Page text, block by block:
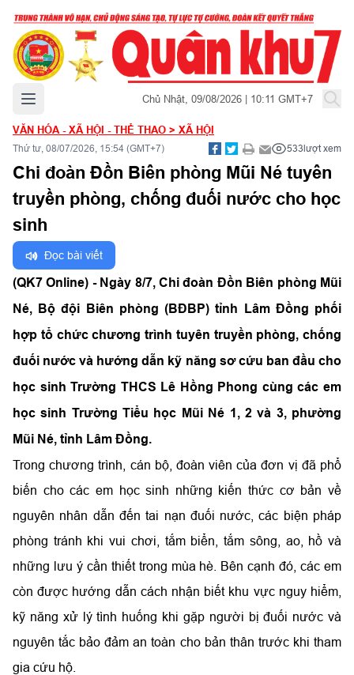
Mở menu chính Chủ Nhật, 09/08/2026 | 10:11 GMT+7
VĂN HÓA - XÃ HỘI - THỂ THAO > XÃ HỘI
Thứ tư, 08/07/2026, 15:54 (GMT+7) 533lượt xem
Chi đoàn Đồn Biên phòng Mũi Né tuyên
truyền phòng, chống đuối nước cho học
sinh
Đọc bài viết
(QK7 Online) - Ngày 8/7, Chi đoàn Đồn Biên phòng Mũi
Né, Bộ đội Biên phòng (BĐBP) tỉnh Lâm Đồng phối
hợp tổ chức chương trình tuyên truyền phòng, chống
đuối nước và hướng dẫn kỹ năng sơ cứu ban đầu cho
học sinh Trường THCS Lê Hồng Phong cùng các em
học sinh Trường Tiểu học Mũi Né 1, 2 và 3, phường
Mũi Né, tỉnh Lâm Đồng.
Trong chương trình, cán bộ, đoàn viên của đơn vị đã phổ
biến cho các em học sinh những kiến thức cơ bản về
nguyên nhân dẫn đến tai nạn đuối nước, các biện pháp
phòng tránh khi vui chơi, tắm biển, tắm sông, ao, hồ và
những lưu ý cần thiết trong mùa hè. Bên cạnh đó, các em
còn được hướng dẫn cách nhận biết khu vực nguy hiểm,
kỹ năng xử lý tình huống khi gặp người bị đuối nước và
nguyên tắc bảo đảm an toàn cho bản thân trước khi tham
gia cứu hộ.